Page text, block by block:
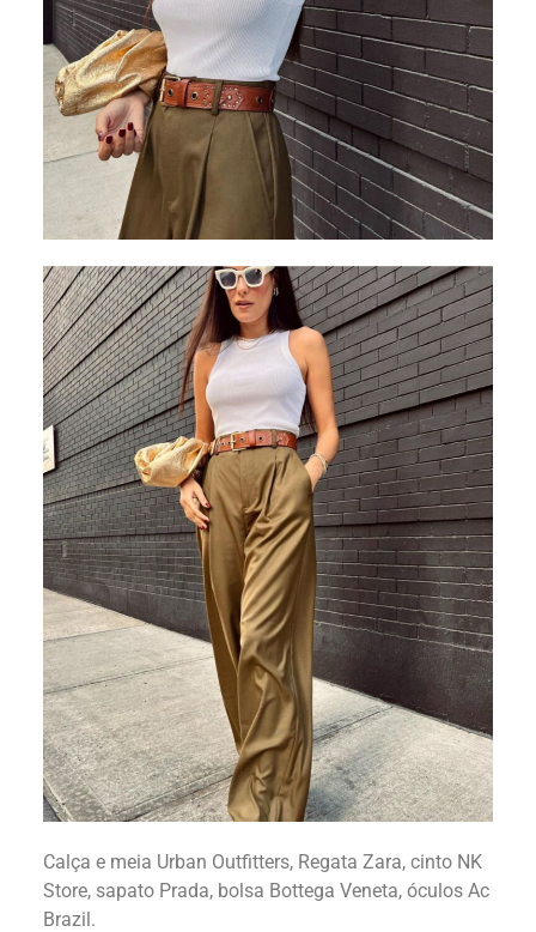
Calça e meia Urban Outfitters, Regata Zara, cinto NK
Store, sapato Prada, bolsa Bottega Veneta, óculos Ac
Brazil.